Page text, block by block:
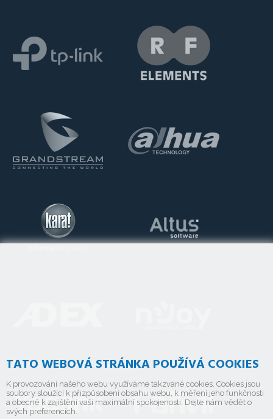
TATO WEBOVÁ STRÁNKA POUŽÍVÁ COOKIES
K provozování našeho webu využíváme takzvané cookies. Cookies jsou
soubory sloužící k přizpůsobení obsahu webu, k měření jeho funkčnosti
a obecně k zajištění vaší maximální spokojenosti. Dejte nám vědět o
svých preferencích.